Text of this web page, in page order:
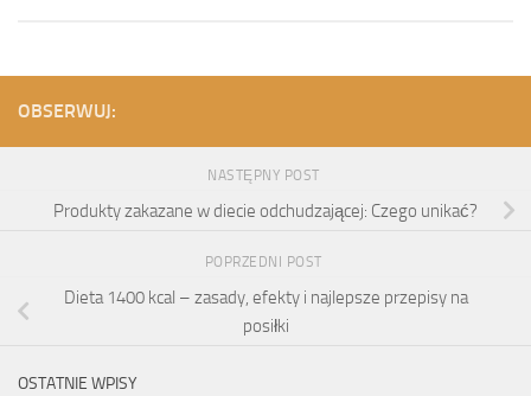
OBSERWUJ:
NASTĘPNY POST
Produkty zakazane w diecie odchudzającej: Czego unikać?
POPRZEDNI POST
Dieta 1400 kcal – zasady, efekty i najlepsze przepisy na
posiłki
OSTATNIE WPISY